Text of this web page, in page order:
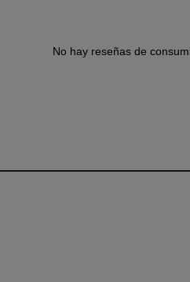
No hay reseñas de